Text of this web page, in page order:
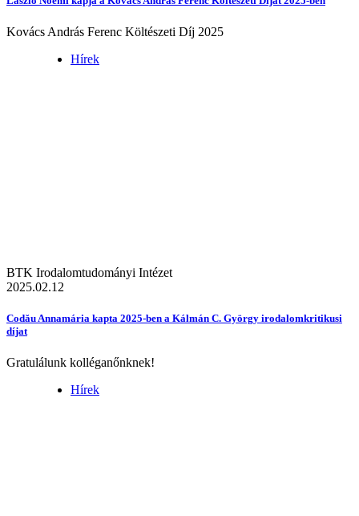
Kovács András Ferenc Költészeti Díj 2025
Hírek
BTK Irodalomtudományi Intézet
2025.02.12
Codău Annamária kapta 2025-ben a Kálmán C. György irodalomkritikusi
díjat
Gratulálunk kolléganőnknek!
Hírek